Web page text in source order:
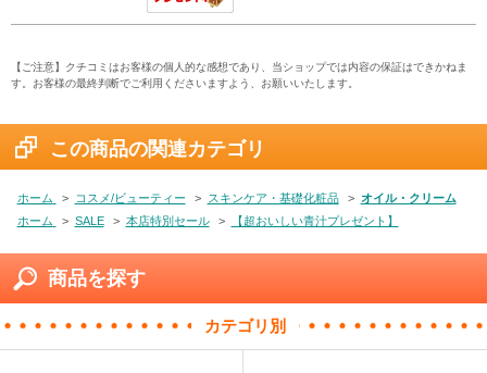
【ご注意】クチコミはお客様の個人的な感想であり、当ショップでは内容の保証はできかねま
す。お客様の最終判断でご利用くださいますよう、お願いいたします。
この商品の関連カテゴリ
ホーム > コスメ/ビューティー > スキンケア・基礎化粧品 > オイル・クリーム
ホーム
> SALE > 本店特別セール > 【超おいしい青汁プレゼント】
商品を探す
カテゴリ別